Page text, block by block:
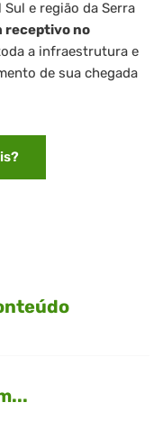
e região da Serra
receptivo no
a infraestrutura e
de sua chegada